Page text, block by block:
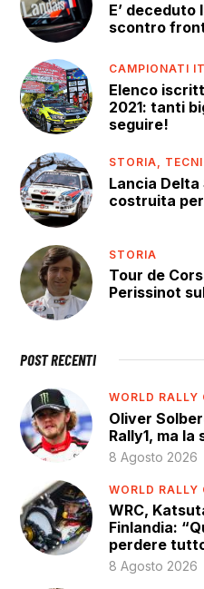
E’ deceduto
scontro
CAMPIONATI
Elenco
2021: tanti
seguire!
STORIA,
Lancia Delta
costruita per
STORIA
Tour de
Perissinot
POST RECENTI
WORLD RALLY
Oliver
Rally1, ma
8 Agosto 2026
WORLD RALLY
WRC,
Finlandia:
perdere
8 Agosto 2026